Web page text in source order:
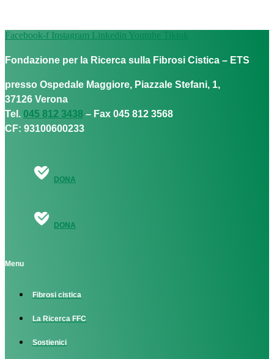
Facebook-f Instagram Linkedin Youtube Tiktok
Fondazione per la Ricerca sulla Fibrosi Cistica – ETS
presso Ospedale Maggiore, Piazzale Stefani, 1,
37126 Verona
Tel. 045 812 3438 – Fax 045 812 3568
CF: 93100600233
DONA
DONA
Menu
Fibrosi cistica
La Ricerca FFC
Sostienici